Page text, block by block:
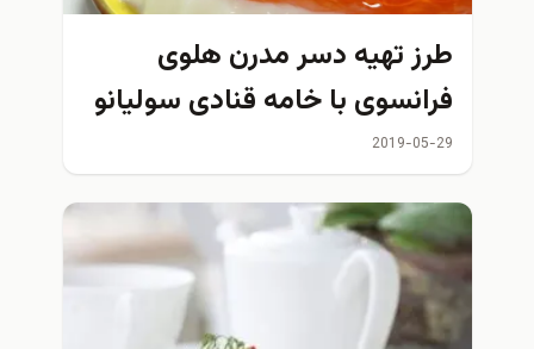
طرز تهیه دسر مدرن هلوی
فرانسوی با خامه قنادی سولیانو
2019-05-29